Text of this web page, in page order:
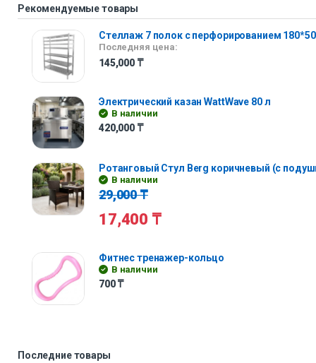
Рекомендуемые товары
Стеллаж 7 полок с перфорированием
Последняя цена:
145,000 ₸
Электрический казан WattWave 80 л
В наличии
420,000 ₸
Ротанговый Стул Berg коричневый (с
В наличии
29,000₸
17,400 ₸
Фитнес тренажер-кольцо
В наличии
700₸
Последние товары